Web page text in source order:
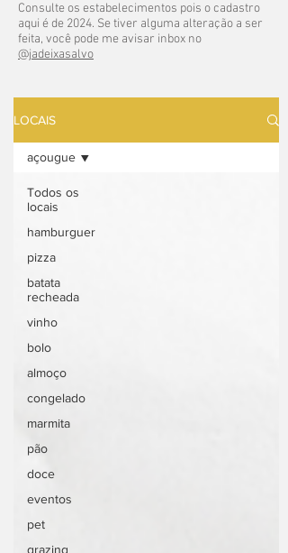
Consulte os estabelecimentos pois o cadastro
aqui é de 2024. Se tiver alguma alteração a ser
feita, você pode me avisar inbox no
@jadeixasalvo
LOCAIS
Todos os
locais
hamburguer
pizza
batata
recheada
vinho
bolo
almoço
congelado
marmita
pão
doce
eventos
pet
grazing
açougue